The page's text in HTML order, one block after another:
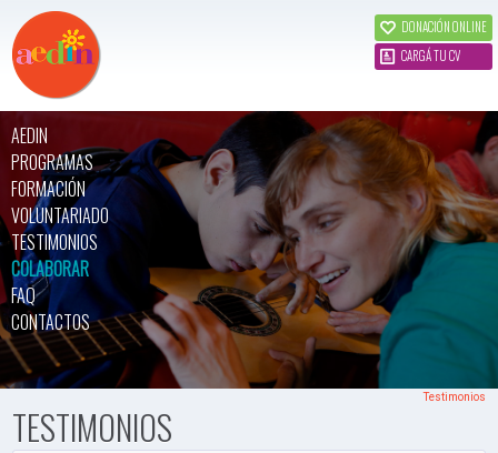
DONACIÓN ONLINE
CARGÁ TU CV
AEDIN
PROGRAMAS
FORMACIÓN
VOLUNTARIADO
TESTIMONIOS
COLABORAR
FAQ
CONTACTOS
Testimonios
TESTIMONIOS